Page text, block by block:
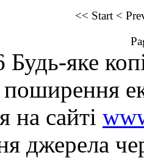
<< Start <
яке
поширення
на сайті
джерела